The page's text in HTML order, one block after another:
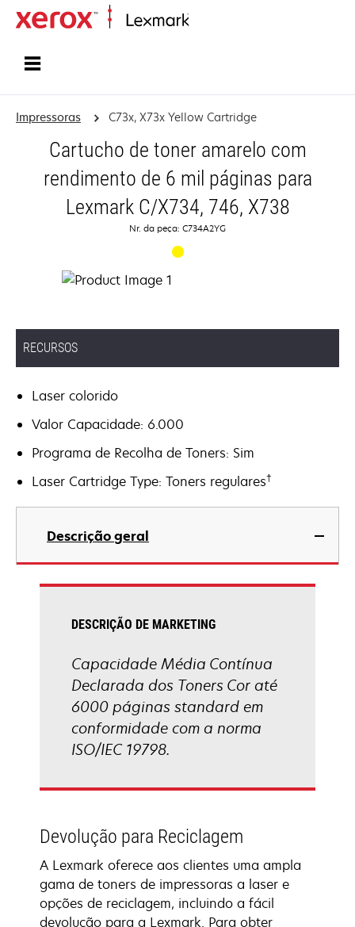
Impressoras C73x, X73x Yellow Cartridge
Cartucho de toner amarelo com
rendimento de 6 mil páginas para
Lexmark C/X734, 746, X738
Nr. da peça: C734A2YG
RECURSOS
Laser colorido
Valor Capacidade: 6.000
Programa de Recolha de Toners: Sim
Laser Cartridge Type: Toners regulares†
Descrição geral
DESCRIÇÃO DE MARKETING
Capacidade Média Contínua
Declarada dos Toners Cor até
6000 páginas standard em
conformidade com a norma
ISO/IEC 19798.
Devolução para Reciclagem
A Lexmark oferece aos clientes uma ampla
gama de toners de impressoras a laser e
opções de reciclagem, incluindo a fácil
devolução para a Lexmark. Para obter